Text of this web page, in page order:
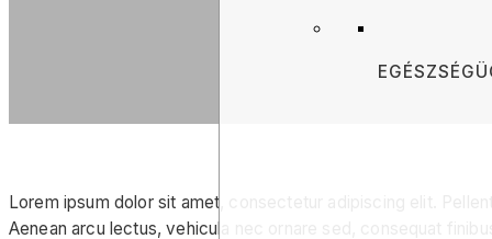
Lorem ipsum dolor sit amet, consectetur adipiscing elit.
Aenean arcu lectus, vehicula nec ornare sed, consequat